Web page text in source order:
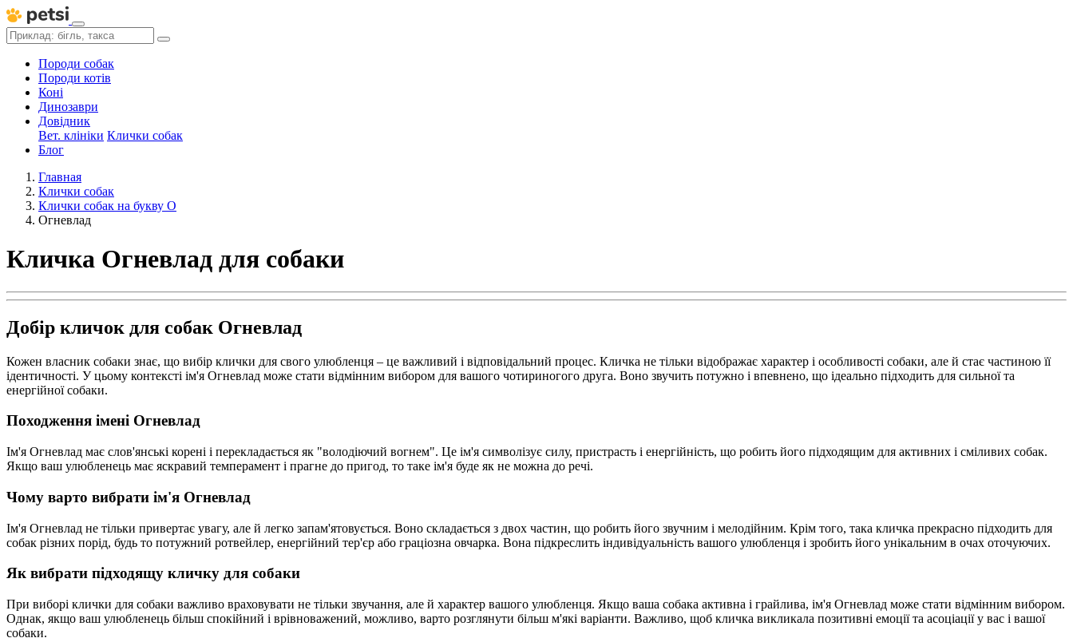
Породи собак
Породи котів
Коні
Динозаври
Довідник
Вет. клініки Клички собак
Блог
Главная
Клички собак
Клички собак на букву О
Огневлад
Кличка Огневлад для собаки
Добір кличок для собак Огневлад
Кожен власник собаки знає, що вибір клички для свого улюбленця – це важливий і відповідальний процес. Кличка не тільки відображає характер і особливості собаки, але й стає частиною її
ідентичності. У цьому контексті ім'я Огневлад може стати відмінним вибором для вашого чотириногого друга. Воно звучить потужно і впевнено, що ідеально підходить для сильної та
енергійної собаки.
Походження імені Огневлад
Ім'я Огневлад має слов'янські корені і перекладається як "володіючий вогнем". Це ім'я символізує силу, пристрасть і енергійність, що робить його підходящим для активних і сміливих собак.
Якщо ваш улюбленець має яскравий темперамент і прагне до пригод, то таке ім'я буде як не можна до речі.
Чому варто вибрати ім'я Огневлад
Ім'я Огневлад не тільки привертає увагу, але й легко запам'ятовується. Воно складається з двох частин, що робить його звучним і мелодійним. Крім того, така кличка прекрасно підходить для
собак різних порід, будь то потужний ротвейлер, енергійний тер'єр або граціозна овчарка. Вона підкреслить індивідуальність вашого улюбленця і зробить його унікальним в очах оточуючих.
Як вибрати підходящу кличку для собаки
При виборі клички для собаки важливо враховувати не тільки звучання, але й характер вашого улюбленця. Якщо ваша собака активна і грайлива, ім'я Огневлад може стати відмінним вибором.
Однак, якщо ваш улюбленець більш спокійний і врівноважений, можливо, варто розглянути більш м'які варіанти. Важливо, щоб кличка викликала позитивні емоції та асоціації у вас і вашої
собаки.